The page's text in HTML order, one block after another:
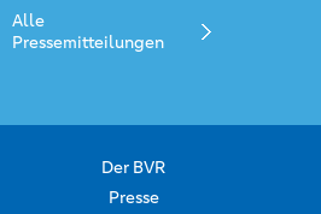
Alle
Pressemitteilungen
Der BVR
Presse